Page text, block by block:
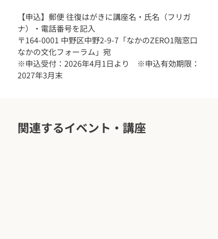
【申込】郵便 往復はがきに講座名・氏名（フリガ
ナ）・電話番号を記入
〒164-0001 中野区中野2-9-7「なかのZERO1階窓口
なかの文化フォーラム」宛
※申込受付：2026年4月1日より　※申込有効期限：
2027年3月末
関連するイベント・講座